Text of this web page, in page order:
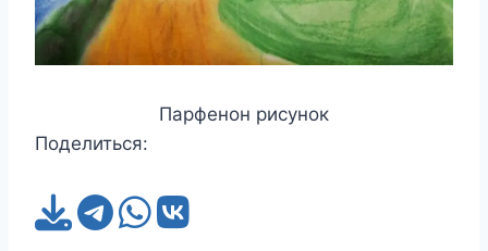
Парфенон рисунок
Поделиться: